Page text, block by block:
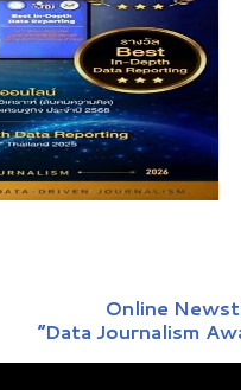
Online
“Data Journalism